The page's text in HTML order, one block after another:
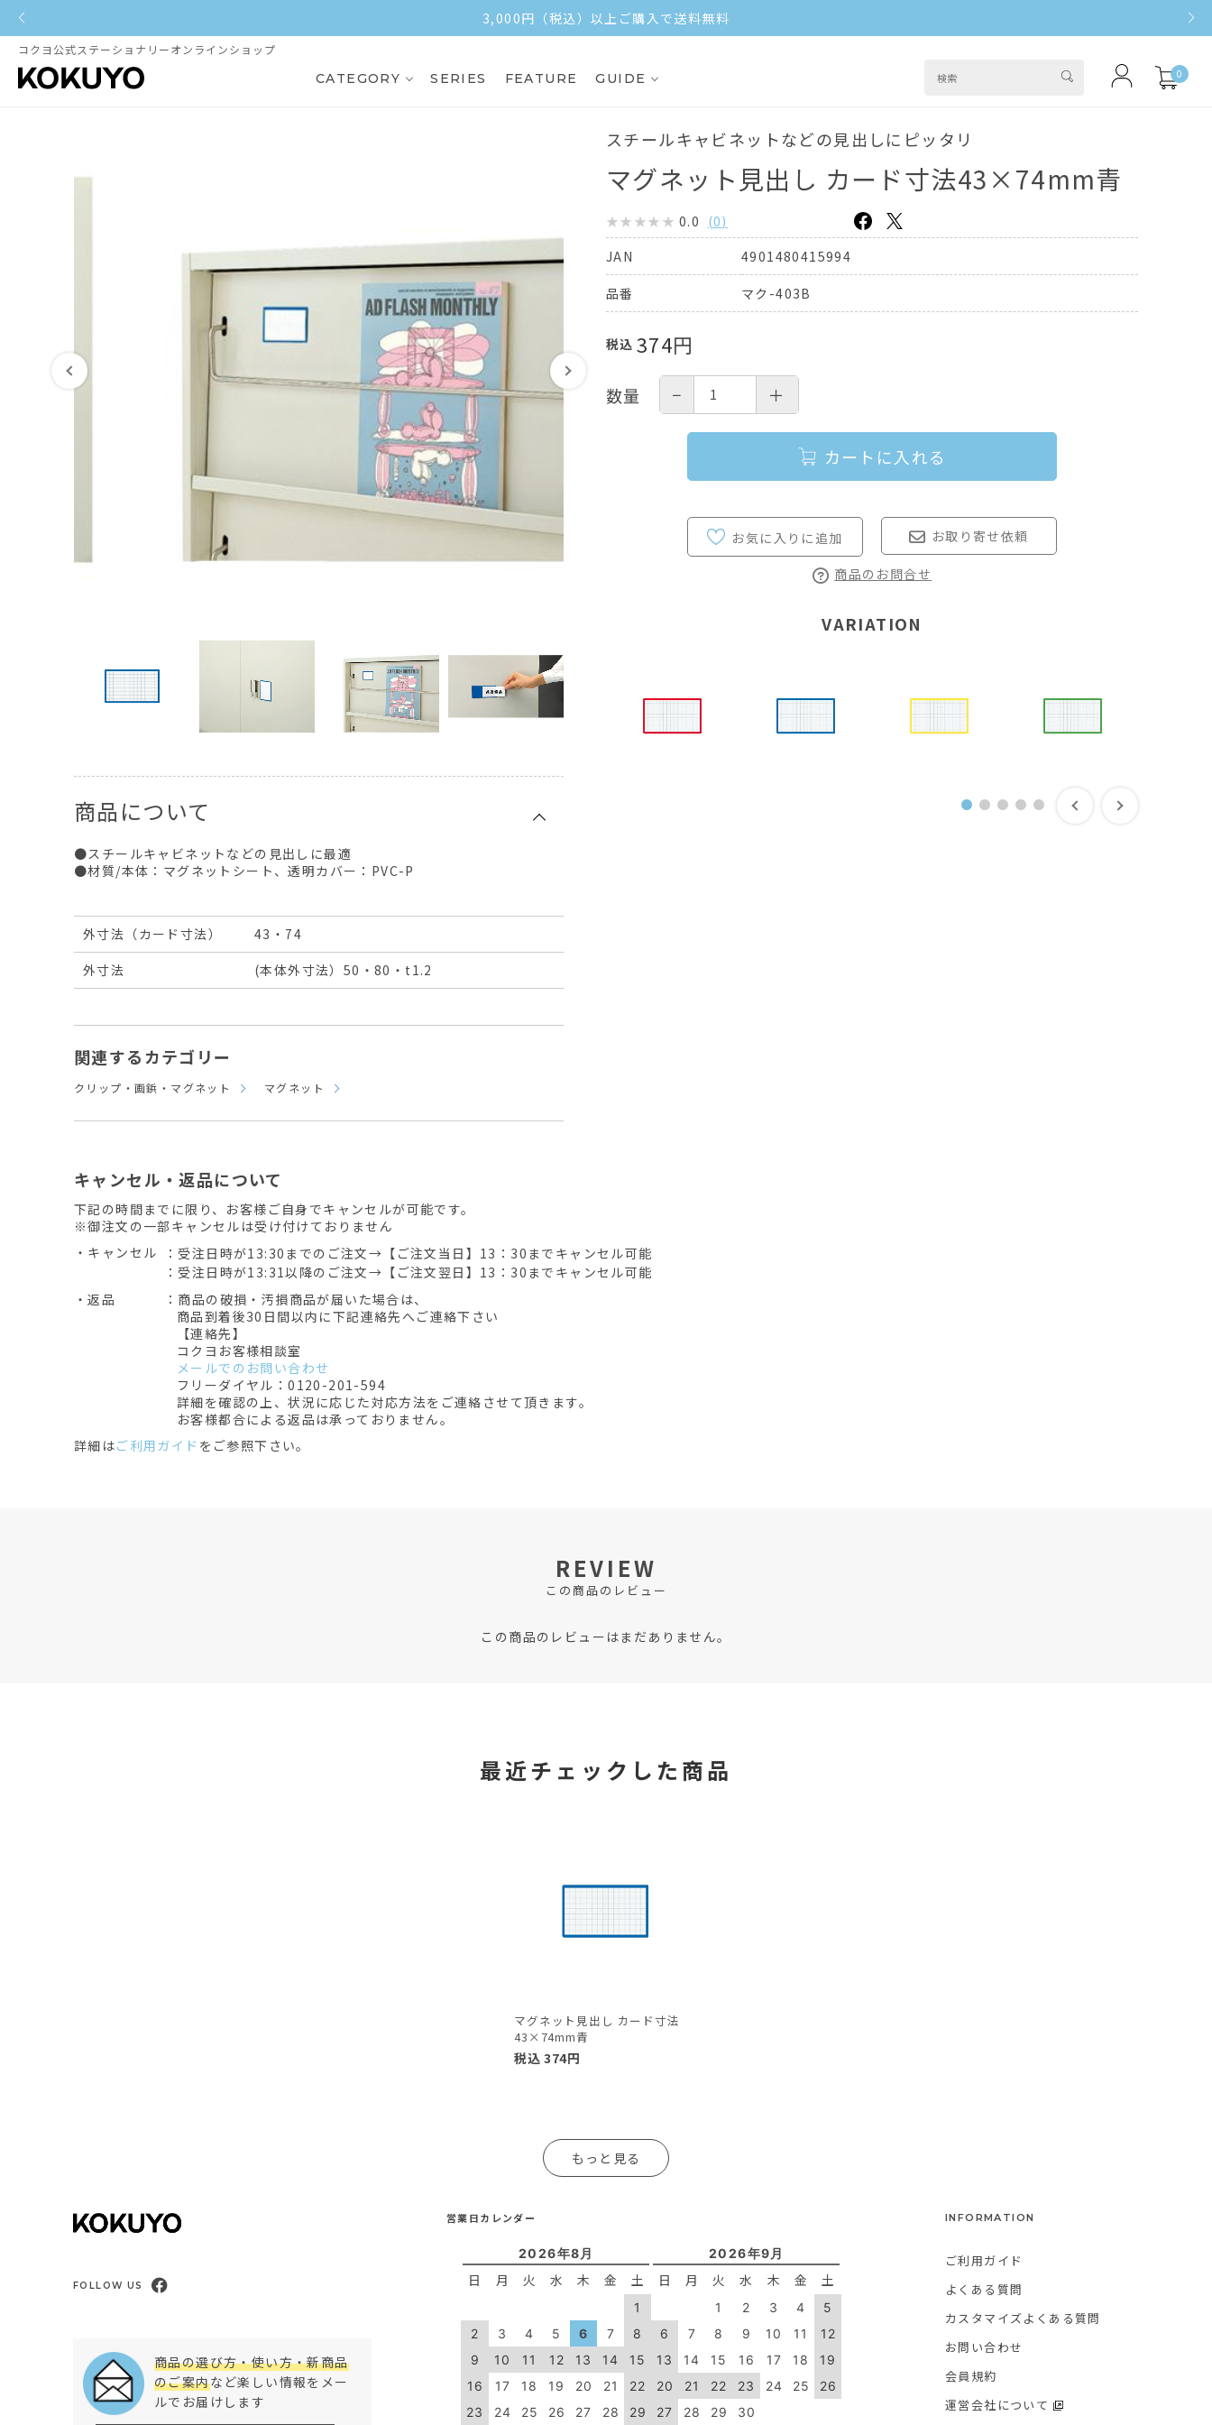
3,000円（税込）以上ご購入で送料無料
コクヨ公式ステーショナリーオンラインショップ
CATEGORY SERIES FEATURE GUIDE 0
商品について
●スチールキャビネットなどの見出しに最適
●材質/本体：マグネットシート、透明カバー：PVC-P
外寸法（カード寸法）
43・74
外寸法
(本体外寸法）50・80・t1.2
関連するカテゴリー
クリップ・画鋲・マグネット マグネット
スチールキャビネットなどの見出しにピッタリ
マグネット見出し カード寸法43×74mm青
0.0 (0)
JAN
4901480415994
品番 マク-403B
税込 374円
数量 − ＋
カートに入れる
お取り寄せ依頼
商品のお問合せ
VARIATION
キャンセル・返品について
下記の時間までに限り、お客様ご自身でキャンセルが可能です。
※御注文の一部キャンセルは受け付けておりません
・キャンセル
：受注日時が13:30までのご注文→【ご注文当日】13：30までキャンセル可能
：受注日時が13:31以降のご注文→【ご注文翌日】13：30までキャンセル可能
・返品
：商品の破損・汚損商品が届いた場合は、
商品到着後30日間以内に下記連絡先へご連絡下さい
【連絡先】
コクヨお客様相談室
メールでのお問い合わせ
フリーダイヤル：0120-201-594
詳細を確認の上、状況に応じた対応方法をご連絡させて頂きます。
お客様都合による返品は承っておりません。
詳細はご利用ガイド をご参照下さい。
REVIEW
この商品のレビュー
この商品のレビューはまだありません。
最近チェックした商品
マグネット見出し カード寸法
43×74mm青
税込 374円
もっと見る
FOLLOW US
商品の選び方・使い方・新商品
のご案内など楽しい情報をメー
ルでお届けします
営業日カレンダー
2026年8月
日 月 火 水 木 金 土
1
2
3 4 5 6 7
8
9
10 11 12 13 14
15
16
17 18 19 20 21
22
23
24 25 26 27 28 29
2026年9月
日 月 火 水 木 金 土
1 2 3 4
5
6
7 8 9 10 11
12
13
14 15 16 17 18
19
20
21 22 23 24 25
26
27
28 29 30
INFORMATION
ご利用ガイド
よくある質問
カスタマイズよくある質問
お問い合わせ
会員規約
運営会社について